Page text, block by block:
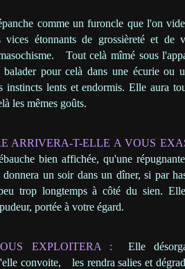
comme un furoncle que l'on
vices étonnants de grossièreté et de
Tout celà mîmé sous
balader pour celà dans une écurie ou
instincts lents et endormis. Elle aura
les mêmes goûts.
ARRIVERA-T-ELLE A VOUS
bien affichée, qu'une
un soir dans un dîner, si par
trop longtemps à côté du sien.
portée à votre égard.
EXPLOITERA :
Elle
convoite,
les rendra salies et